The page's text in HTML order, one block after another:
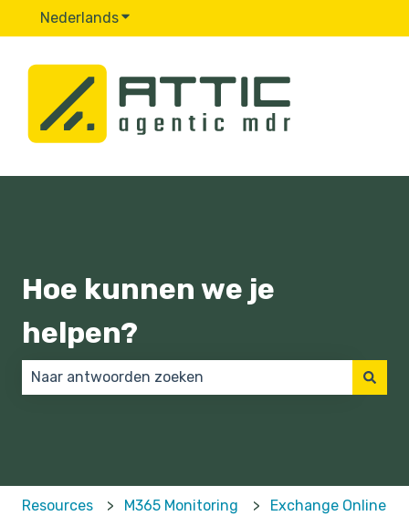
NederlandsSubmenu tonen voor vertalingen
Hoe kunnen we je
helpen?
Resources M365 Monitoring Exchange Online